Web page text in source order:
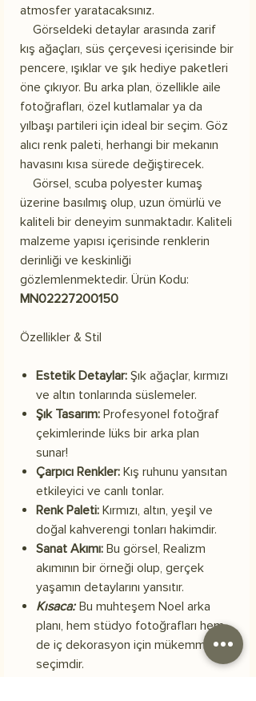
atmosfer yaratacaksınız.
Görseldeki detaylar arasında zarif
kış ağaçları, süs çerçevesi içerisinde bir
pencere, ışıklar ve şık hediye paketleri
öne çıkıyor. Bu arka plan, özellikle aile
fotoğrafları, özel kutlamalar ya da
yılbaşı partileri için ideal bir seçim. Göz
alıcı renk paleti, herhangi bir mekanın
havasını kısa sürede değiştirecek.
Görsel, scuba polyester kumaş
üzerine basılmış olup, uzun ömürlü ve
kaliteli bir deneyim sunmaktadır. Kaliteli
malzeme yapısı içerisinde renklerin
derinliği ve keskinliği
gözlemlenmektedir. Ürün Kodu:
MN02227200150
Özellikler & Stil
Estetik Detaylar: Şık ağaçlar, kırmızı
ve altın tonlarında süslemeler.
Şık Tasarım: Profesyonel fotoğraf
çekimlerinde lüks bir arka plan
sunar!
Çarpıcı Renkler: Kış ruhunu yansıtan
etkileyici ve canlı tonlar.
Renk Paleti: Kırmızı, altın, yeşil ve
doğal kahverengi tonları hakimdir.
Sanat Akımı: Bu görsel, Realizm
akımının bir örneği olup, gerçek
yaşamın detaylarını yansıtır.
Kısaca: Bu muhteşem Noel arka
planı, hem stüdyo fotoğrafları hem
de iç dekorasyon için mükemmel bir
seçimdir.